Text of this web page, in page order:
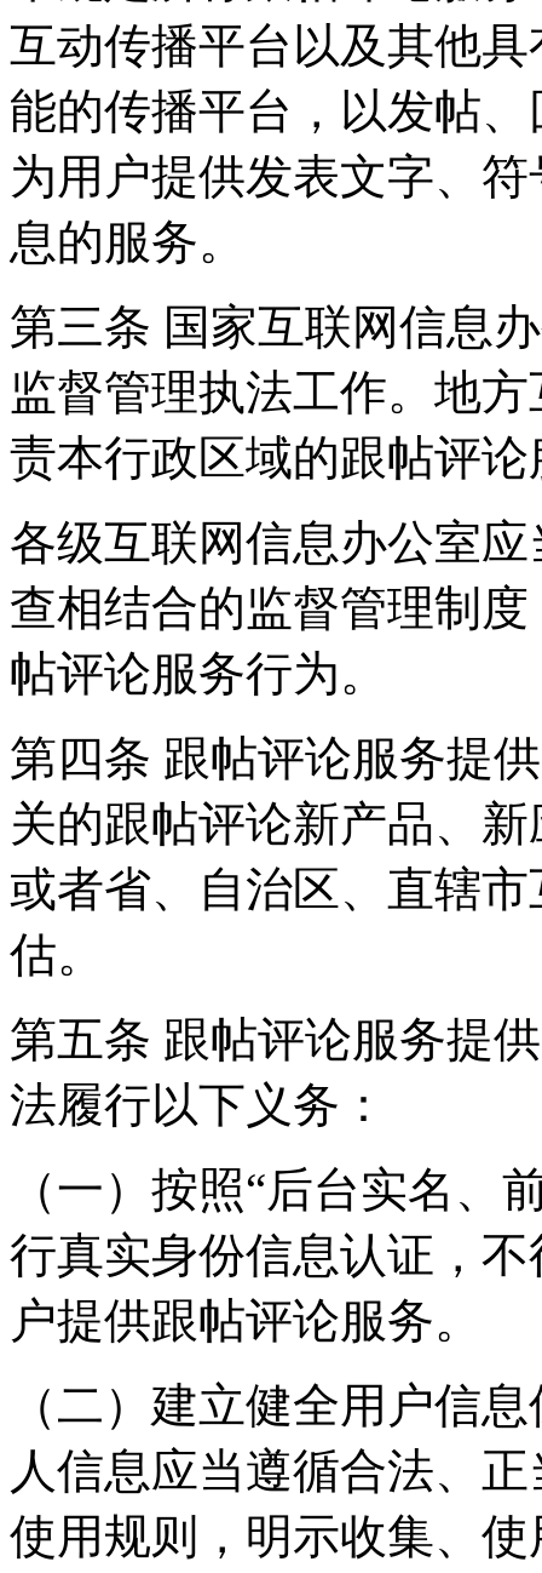
互动传播平台以及其他
能的传播平台，以发帖
为用户提供发表文字、
息的服务。
第三条 国家互联网信息
监督管理执法工作。地
责本行政区域的跟帖评
各级互联网信息办公室
查相结合的监督管理制
帖评论服务行为。
第四条 跟帖评论服务提
关的跟帖评论新产品、
或者省、自治区、直辖
估。
第五条 跟帖评论服务提
法履行以下义务：
（一）按照“后台实名、
行真实身份信息认证，
户提供跟帖评论服务。
（二）建立健全用户信
人信息应当遵循合法、
使用规则，明示收集、